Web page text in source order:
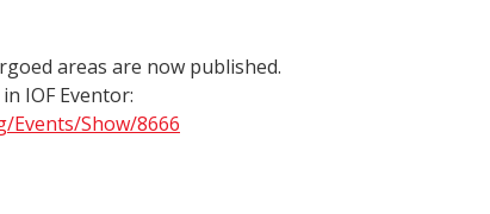
areas are now published.
IOF Eventor:
Show/8666